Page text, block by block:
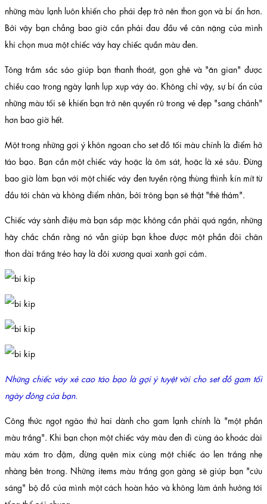
những màu lạnh luôn khiến cho phái đẹp trở nên thon gọn và bí ẩn hơn.
Bởi vậy bạn chẳng bao giờ cần phải đau đầu về cân nặng của mình
khi chọn mua một chiếc váy hay chiếc quần màu đen.
Tông trầm sắc sảo giúp bạn thanh thoát, gọn ghẽ và "ăn gian" được
chiều cao trong ngày lạnh lụp xụp váy áo. Không chỉ vậy, sự bí ẩn của
những màu tối sẽ khiến bạn trở nên quyến rũ trong vẻ đẹp "sang chảnh"
hơn bao giờ hết.
Một trong những gợi ý khôn ngoan cho set đồ tối màu chính là điểm hở
táo bạo. Bạn cần một chiếc váy hoặc là ôm sát, hoặc là xẻ sâu. Đừng
bao giờ làm bạn với một chiếc váy đen tuyền rộng thùng thình kín mít từ
đầu tới chân và không điểm nhân, bởi trông bạn sẽ thật "thê thảm".
Chiếc váy sành điệu mà bạn sắp mặc không cần phải quá ngắn, những
hãy chắc chắn rằng nó vẫn giúp bạn khoe được một phần đôi chân
thon dài trắng trẻo hay là đôi xương quai xanh gợi cảm.
Những chiếc váy xẻ cao táo bạo là gợi ý tuyệt vời cho set đồ gam tối
ngày đông của bạn.
Công thức ngọt ngào thứ hai dành cho gam lạnh chính là "một phần
màu trắng". Khi bạn chọn một chiếc váy màu đen đi cùng áo khoác dài
màu xám tro đậm, đừng quên mix cùng một chiếc áo len trắng nhẹ
nhàng bên trong. Những items màu trắng gọn gàng sẽ giúp bạn "cứu
sáng" bộ đồ của mình một cách hoàn hảo và không làm ảnh hưởng tới